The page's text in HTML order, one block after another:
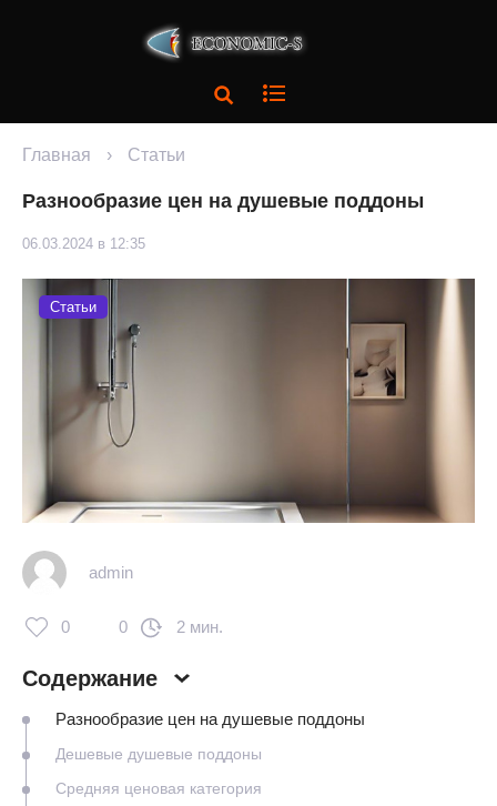
Главная › Статьи
Разнообразие цен на душевые поддоны
06.03.2024 в 12:35
Статьи
admin
0 0 2 мин.
Содержание
Разнообразие цен на душевые поддоны
Дешевые душевые поддоны
Средняя ценовая категория